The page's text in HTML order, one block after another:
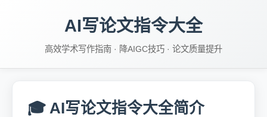
AI写论文指令大全
高效学术写作指南 · 降AIGC技巧 · 论文质量提升
🎓 AI写论文指令大全简介